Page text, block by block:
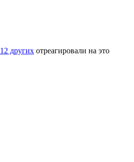
12 других отреагировали на это